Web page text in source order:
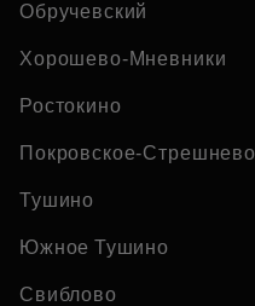
Обручевский
Хорошево-Мневники
Ростокино
Покровское-Стрешнево
Тушино
Южное Тушино
Свиблово